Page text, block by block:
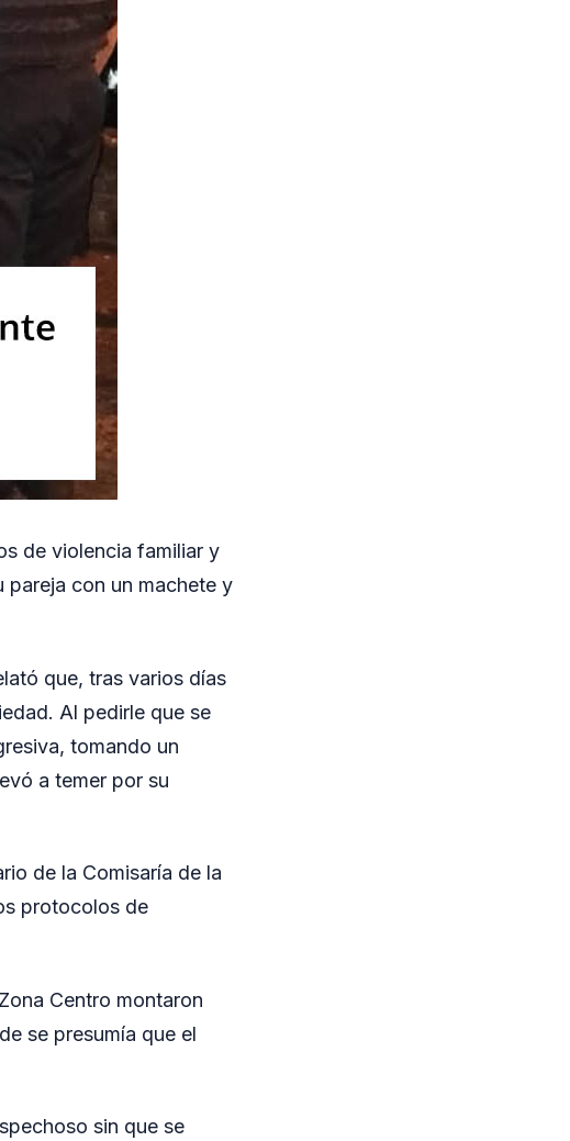
de violencia familiar y
pareja con un machete y
que, tras varios días
Al pedirle que se
tomando un
a temer por su
de la Comisaría de la
protocolos de
Centro montaron
se presumía que el
sin que se